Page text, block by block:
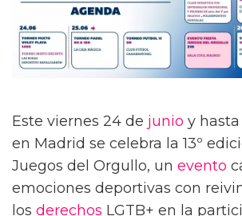
Este viernes 24 de junio y
en Madrid se celebra la 13º
Juegos del Orgullo, un evento
emociones deportivas con
los derechos LGTB+ en la